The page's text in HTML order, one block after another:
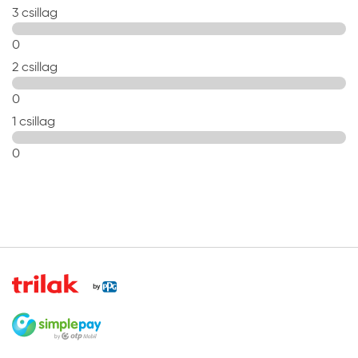
A visszatörlésre használt, lenolajkencével átitatott
rongyot lezárt fémedénybe vagy víz alá kell
öngyulladásra hajlamos.
A kész felületet 48 óra elteltével fesse át a Lazurán
tartalmazó termékével. Kültérben alkalmazott
3 csillag
0
2 csillag
0
1 csillag
0